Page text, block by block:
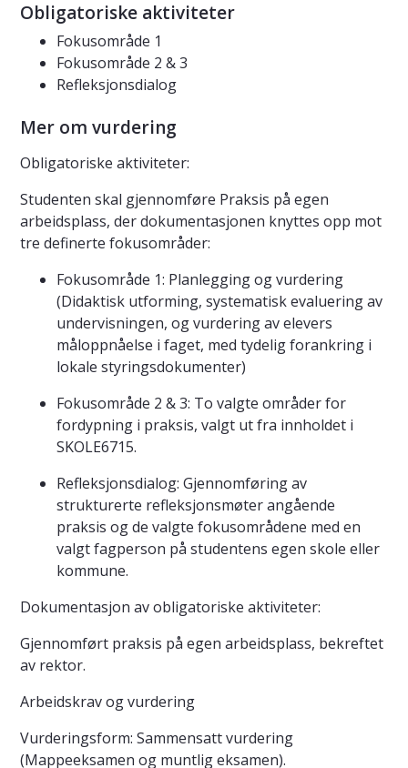
Obligatoriske aktiviteter
Fokusområde 1
Fokusområde 2 & 3
Refleksjonsdialog
Mer om vurdering
Obligatoriske aktiviteter:
Studenten skal gjennomføre Praksis på egen
arbeidsplass, der dokumentasjonen knyttes opp mot
tre definerte fokusområder:
Fokusområde 1: Planlegging og vurdering
(Didaktisk utforming, systematisk evaluering av
undervisningen, og vurdering av elevers
måloppnåelse i faget, med tydelig forankring i
lokale styringsdokumenter)
Fokusområde 2 & 3: To valgte områder for
fordypning i praksis, valgt ut fra innholdet i
SKOLE6715.
Refleksjonsdialog: Gjennomføring av
strukturerte refleksjonsmøter angående
praksis og de valgte fokusområdene med en
valgt fagperson på studentens egen skole eller
kommune.
Dokumentasjon av obligatoriske aktiviteter:
Gjennomført praksis på egen arbeidsplass, bekreftet
av rektor.
Arbeidskrav og vurdering
Vurderingsform: Sammensatt vurdering
(Mappeeksamen og muntlig eksamen).